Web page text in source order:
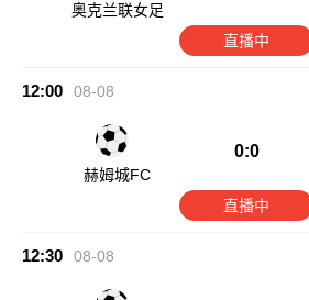
奥克兰联女足
直播中
12:00 08-08
赫姆城FC
0:0
直播中
12:30 08-08